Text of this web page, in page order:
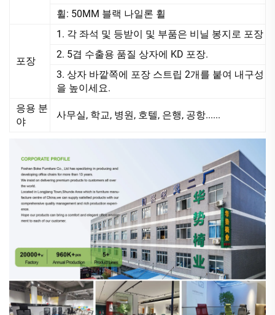
휠: 50MM 블랙 나일론 휠
포장
1. 각 좌석 및 등받이 및 부품은 비닐 봉지로 포장
2. 5겹 수출용 품질 상자에 KD 포장.
3. 상자 바깥쪽에 포장 스트립 2개를 붙여 내구성
을 높이세요.
응용 분
야
사무실, 학교, 병원, 호텔, 은행, 공항......